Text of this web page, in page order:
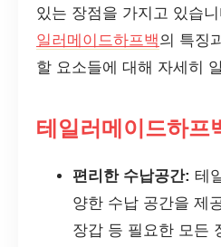
있는 장점을 가지고 있습
일러메이드하프백의 특징
할 요소들에 대해 자세히
테일러메이드하프
편리한 수납공간: 테
양한 수납 공간을 제
장갑 등 필요한 모든